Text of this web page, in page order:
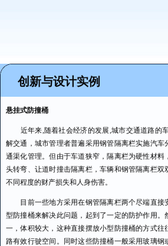
创新与设计实例
悬挂式防撞桶
近年来,随着社会经济的发展,城市交通道路的
解交通，城市管理者普遍采用钢管隔离栏实施汽车
通渠化管理。但由于车道狭窄，隔离栏为硬性材料
头转弯、让道时撞击隔离栏，车辆和钢管隔离栏双
不同程度的财产损失和人身伤害。
目前一些地方采用在钢管隔离栏两个尽端直接
型防撞桶来解决此问题，起到了一定的防护作用。
一，体积较大，这种直接摆放小型防撞桶的方式往
路有效行驶空间。同时这些防撞桶一般采用玻璃钢